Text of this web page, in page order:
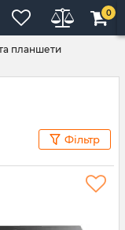
0
планшети
Фільтр